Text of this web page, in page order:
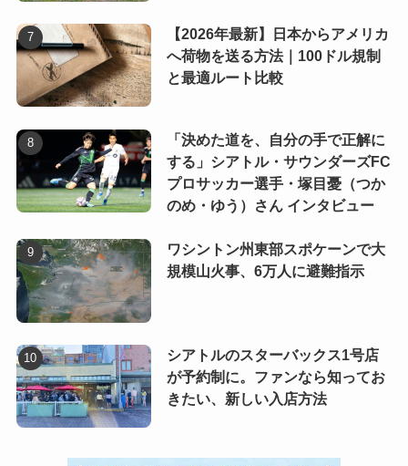
【2026年最新】日本からアメリカ
へ荷物を送る方法｜100ドル規制
と最適ルート比較
「決めた道を、自分の手で正解に
する」シアトル・サウンダーズFC
プロサッカー選手・塚目憂（つか
のめ・ゆう）さん インタビュー
ワシントン州東部スポケーンで大
規模山火事、6万人に避難指示
シアトルのスターバックス1号店
が予約制に。ファンなら知ってお
きたい、新しい入店方法